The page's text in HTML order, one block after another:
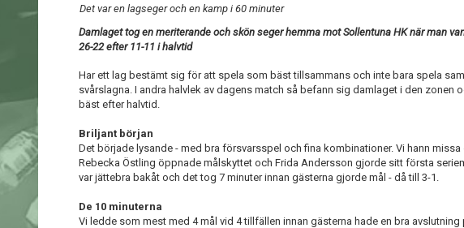
Det var en lagseger och en kamp i 60 minuter
Damlaget tog en meriterande och skön seger hemma mot Sollentuna HK när man
26-22 efter 11-11 i halvtid
Har ett lag bestämt sig för att spela som bäst tillsammans och inte bara spela
svårslagna. I andra halvlek av dagens match så befann sig damlaget i den zonen
bäst efter halvtid.
Briljant början
Det började lysande - med bra försvarsspel och fina kombinationer. Vi hann missa
Rebecka Östling öppnade målskyttet och Frida Andersson gjorde sitt första
var jättebra bakåt och det tog 7 minuter innan gästerna gjorde mål - då till 3-1.
De 10 minuterna
Vi ledde som mest med 4 mål vid 4 tillfällen innan gästerna hade en bra avslutning